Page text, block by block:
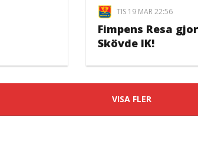
TIS 19 MAR 22:56
Fimpens Resa
Skövde IK!
VISA FLER